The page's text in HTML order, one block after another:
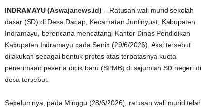
INDRAMAYU (Aswajanews.id) – Ratusan wali murid sekolah
dasar (SD) di Desa Dadap, Kecamatan Juntinyuat, Kabupaten
Indramayu, berencana mendatangi Kantor Dinas Pendidikan
Kabupaten Indramayu pada Senin (29/6/2026). Aksi tersebut
dilakukan sebagai bentuk protes atas terbatasnya kuota
penerimaan peserta didik baru (SPMB) di sejumlah SD negeri di
desa tersebut.
Sebelumnya, pada Minggu (28/6/2026), ratusan wali murid telah